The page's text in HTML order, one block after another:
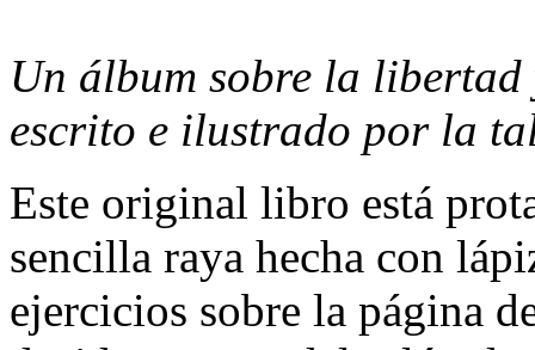
Un álbum sobre la
escrito e ilustrado por la
Este original libro está
sencilla raya hecha con
ejercicios sobre la página